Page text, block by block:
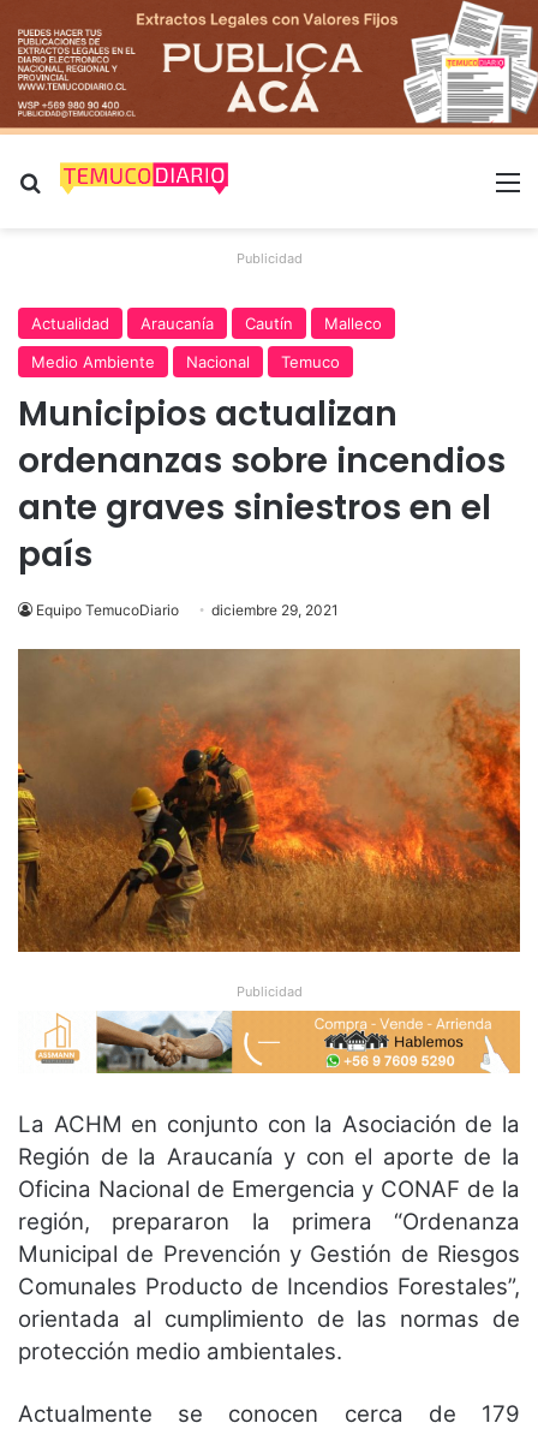
Buscar por
Publicidad
Actualidad Araucanía Cautín
Malleco
Medio Ambiente
Nacional Temuco
Municipios actualizan
ordenanzas sobre incendios
ante graves siniestros en el
país
Equipo TemucoDiario diciembre 29, 2021
Publicidad
La ACHM en conjunto con la Asociación de la
Región de la Araucanía y con el aporte de la
Oficina Nacional de Emergencia y CONAF de la
región, prepararon la primera “Ordenanza
Municipal de Prevención y Gestión de Riesgos
Comunales Producto de Incendios Forestales”,
orientada al cumplimiento de las normas de
protección medio ambientales.
Actualmente se conocen cerca de 179